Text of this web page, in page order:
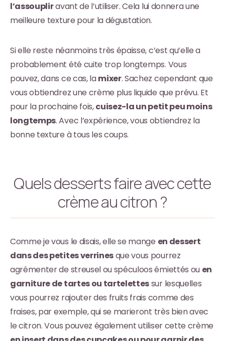
l’assoupliravant de l’utiliser. Cela lui donnera une
meilleure texture pour la dégustation.
Si elle reste néanmoins très épaisse, c’est qu’elle a
probablement été cuite trop longtemps. Vous
pouvez, dans ce cas, lamixer. Sachez cependant que
vous obtiendrez une crème plus liquide que prévu. Et
pour la prochaine fois,cuisez-la un petit peu moins
longtemps. Avec l’expérience, vous obtiendrez la
bonne texture à tous les coups.
Quels desserts faire avec cette
crème au citron ?
Comme je vous le disais, elle se mange en dessert
dans des petites verrinesque vous pourrez
agrémenter de streusel ou spéculoos émiettés ou en
garniture de tartes ou tartelettessur lesquelles
vous pourrez rajouter des fruits frais comme des
fraises, par exemple, qui se marieront très bien avec
le citron. Vous pouvez également utiliser cette crème